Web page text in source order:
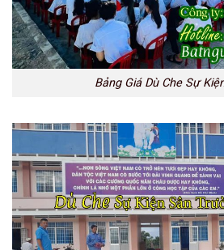
Bảng Giá Dù Che Sự